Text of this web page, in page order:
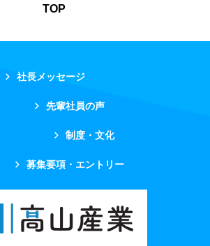
TOP
社長メッセージ
先輩社員の声
制度・文化
募集要項・エントリー